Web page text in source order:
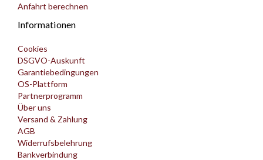
Anfahrt berechnen
Informationen
Cookies
DSGVO-Auskunft
Garantiebedingungen
OS-Plattform
Partnerprogramm
Über uns
Versand & Zahlung
AGB
Widerrufsbelehrung
Bankverbindung